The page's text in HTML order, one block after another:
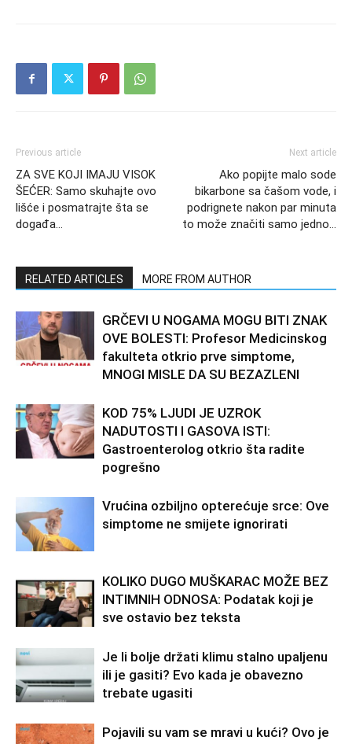
Previous article
ZA SVE KOJI IMAJU VISOK
ŠEĆER: Samo skuhajte ovo
lišće i posmatrajte šta se
događa…
Next article
Ako popijte malo sode
bikarbone sa čašom vode, i
podrignete nakon par minuta
to može značiti samo jedno…
RELATED ARTICLES MORE FROM AUTHOR
GRČEVI U NOGAMA MOGU BITI ZNAK
OVE BOLESTI: Profesor Medicinskog
fakulteta otkrio prve simptome,
MNOGI MISLE DA SU BEZAZLENI
KOD 75% LJUDI JE UZROK
NADUTOSTI I GASOVA ISTI:
Gastroenterolog otkrio šta radite
pogrešno
Vrućina ozbiljno opterećuje srce: Ove
simptome ne smijete ignorirati
KOLIKO DUGO MUŠKARAC MOŽE BEZ
INTIMNIH ODNOSA: Podatak koji je
sve ostavio bez teksta
Je li bolje držati klimu stalno upaljenu
ili je gasiti? Evo kada je obavezno
trebate ugasiti
Pojavili su vam se mravi u kući? Ovo je